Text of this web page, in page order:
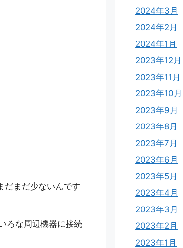
だまだ少ないんです
ろな周辺機器に接続
2024年3月
2024年2月
2024年1月
2023年12月
2023年11月
2023年10月
2023年9月
2023年8月
2023年7月
2023年6月
2023年5月
2023年4月
2023年3月
2023年2月
2023年1月